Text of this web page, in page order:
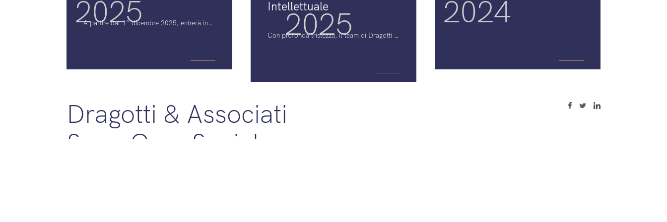
2025
A partire dal 1° dicembre 2025, entrerà in
legame tra territorio, tradizione e produzione
anche al di fuori del settore agroalimentare.
Il nuovo sistema apre importanti opportunità
per le imprese che desiderano differenziare i
2025
Intellettuale
Con profonda tristezza, il team di Dragotti &
conoscerlo.
2024
primo passo nel procedimento di
ottenimento di una protezione di tipo
Dragotti & Associati
Spa - Cap. Sociale